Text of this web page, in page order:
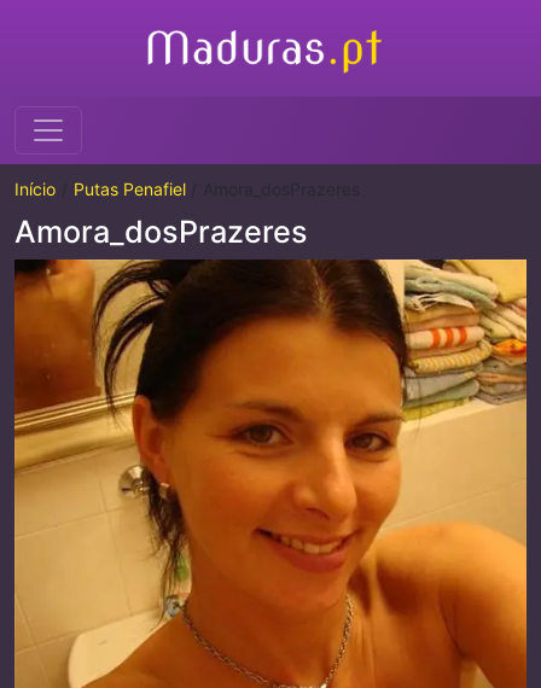
Início Putas Penafiel
Amora_dosPrazeres